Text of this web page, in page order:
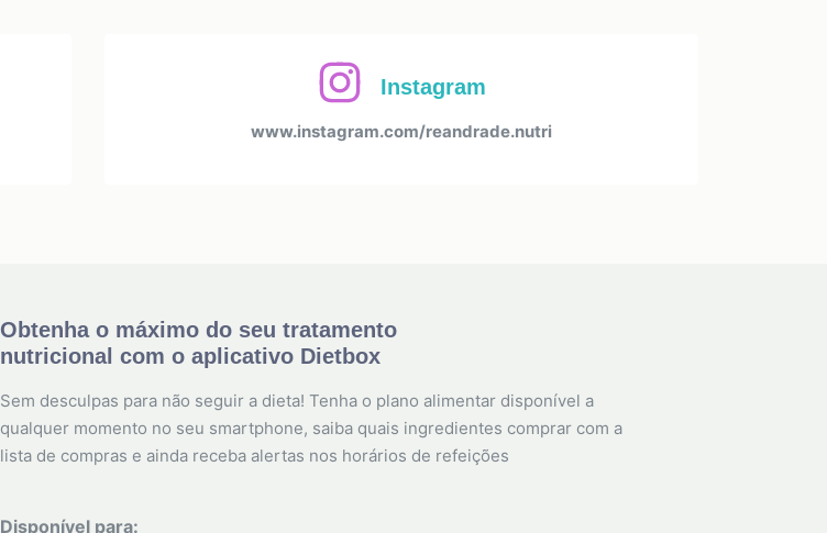
Instagram
www.instagram.com/reandrade.nutri
Obtenha o máximo do seu tratamento
nutricional com o aplicativo Dietbox
Sem desculpas para não seguir a dieta! Tenha o plano alimentar disponível a
qualquer momento no seu smartphone, saiba quais ingredientes comprar com a
lista de compras e ainda receba alertas nos horários de refeições
Disponível para: